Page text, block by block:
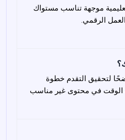
موجهة تناسب مستواك
لتحقيق التقدم خطوة
الوقت في محتوى غير مناسب